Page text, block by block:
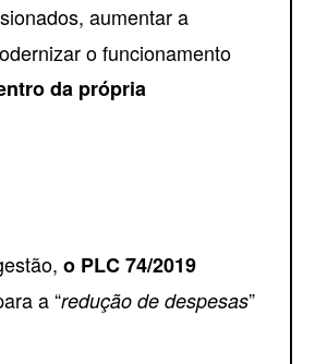
aumentar a
o funcionamento
da própria
o PLC 74/2019
a “redução de despesas”